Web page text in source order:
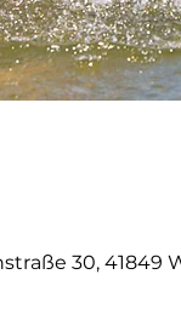
30, 41849